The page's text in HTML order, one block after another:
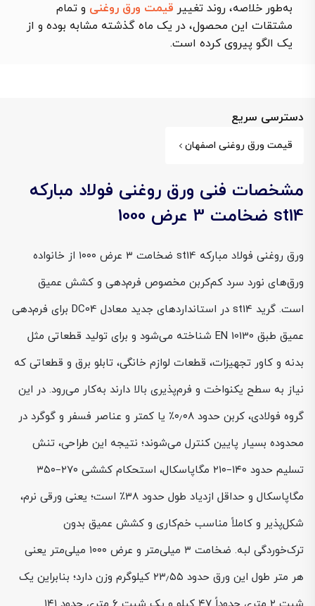
به‌طور خلاصه، روند تغییر قیمت ورق روغنی و تمام
مشتقات این محصول، در یک ماه گذشته مشابه بوده و از
یک الگو پیروی کرده است.
دسترسی سریع
قیمت ورق روغنی اصفهان
مشخصات فنی ورق روغنی فولاد مبارکه
st14 ضخامت 3 عرض 1000
ورق روغنی فولاد مبارکه st14 ضخامت ۳ عرض ۱۰۰۰ از خانواده
ورق‌های نورد سرد کم‌کربن مخصوص فرم‌دهی و کشش عمیق
است. گرید st14 در استانداردهای جدید معادل DC04 برای فرم‌دهی
عمیق طبق EN 10130 شناخته می‌شود و برای تولید قطعاتی مثل
بدنه و کاور تجهیزات، قطعات لوازم خانگی، تابلو برق و قطعاتی که
نیاز به سطح یکنواخت و فرم‌پذیری بالا دارند به‌کار می‌رود. در این
گروه فولادی، کربن حدود ۰٫۰۸٪ یا کمتر و عناصر فسفر و گوگرد در
محدوده بسیار پایین کنترل می‌شوند؛ نتیجه این طراحی، تنش
تسلیم حدود ۱۴۰–۲۱۰ مگاپاسکال، استحکام کششی ۲۷۰–۳۵۰
مگاپاسکال و حداقل ازدیاد طول حدود ۳۸٪ است؛ یعنی ورقی نرم،
شکل‌پذیر و کاملاً مناسب خم‌کاری و کشش عمیق بدون
ترک‌خوردگی لبه. ضخامت ۳ میلی‌متر و عرض ۱۰۰۰ میلی‌متر یعنی
هر متر طول این ورق حدود ۲۳٫۵۵ کیلوگرم وزن دارد؛ بنابراین یک